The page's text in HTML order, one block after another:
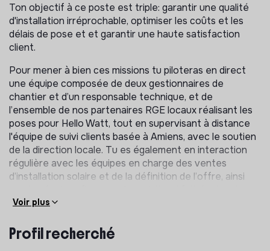
Ton objectif à ce poste est triple: garantir une qualité
d'installation irréprochable, optimiser les coûts et les
délais de pose et et garantir une haute satisfaction
client.
Pour mener à bien ces missions tu piloteras en direct
une équipe composée de deux gestionnaires de
chantier et d’un responsable technique, et de
l’ensemble de nos partenaires RGE locaux réalisant les
poses pour Hello Watt, tout en supervisant à distance
l'équipe de suivi clients basée à Amiens, avec le soutien
de la direction locale. Tu es également en interaction
régulière avec les équipes en charge des ventes
d’installation solaire et de la définition de l’offre, ainsi
outils métiers.
Tes missions principales seront :
Voir plus
Profil recherché